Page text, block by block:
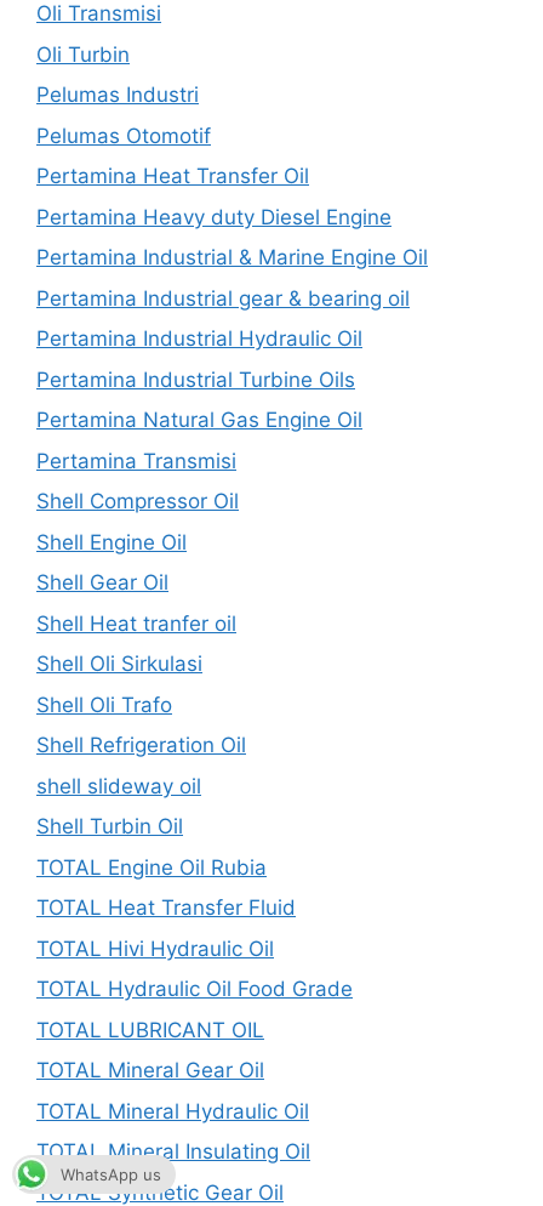
Oli Transmisi
Oli Turbin
Pelumas Industri
Pelumas Otomotif
Pertamina Heat Transfer Oil
Pertamina Heavy duty Diesel Engine
Pertamina Industrial & Marine Engine Oil
Pertamina Industrial gear & bearing oil
Pertamina Industrial Hydraulic Oil
Pertamina Industrial Turbine Oils
Pertamina Natural Gas Engine Oil
Pertamina Transmisi
Shell Compressor Oil
Shell Engine Oil
Shell Gear Oil
Shell Heat tranfer oil
Shell Oli Sirkulasi
Shell Oli Trafo
Shell Refrigeration Oil
shell slideway oil
Shell Turbin Oil
TOTAL Engine Oil Rubia
TOTAL Heat Transfer Fluid
TOTAL Hivi Hydraulic Oil
TOTAL Hydraulic Oil Food Grade
TOTAL LUBRICANT OIL
TOTAL Mineral Gear Oil
TOTAL Mineral Hydraulic Oil
TOTAL Mineral Insulating Oil
TOTAL Synthetic Gear Oil
WhatsApp us